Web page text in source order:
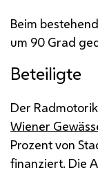
Beim
um 90 Grad
Beteiligte
Der
Wiener
Prozent von
finanziert. Die